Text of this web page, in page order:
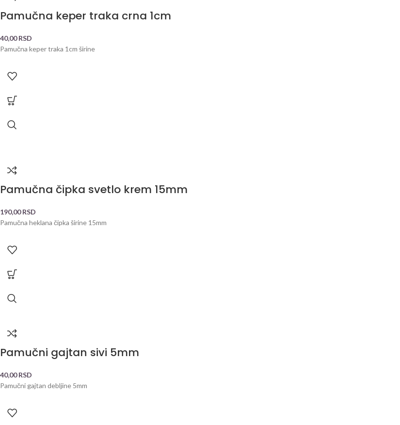
Pamučna keper traka crna 1cm
40,00RSD
Pamučna keper traka 1cm širine
Pamučna čipka svetlo krem 15mm
190,00RSD
Pamučna heklana čipka širine 15mm
Pamučni gajtan sivi 5mm
40,00RSD
Pamučni gajtan debljine 5mm